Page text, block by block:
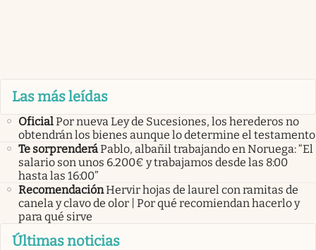
Las más leídas
OficialPor nueva Ley de Sucesiones, los herederos no
obtendrán los bienes aunque lo determine el testamento
Te sorprenderáPablo, albañil trabajando en Noruega: “El
salario son unos 6.200€ y trabajamos desde las 8:00
hasta las 16:00”
RecomendaciónHervir hojas de laurel con ramitas de
canela y clavo de olor | Por qué recomiendan hacerlo y
para qué sirve
Últimas noticias